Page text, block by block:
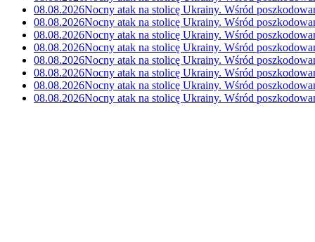
08.08.2026Nocny atak na stolicę Ukrainy. Wśród
08.08.2026Nocny atak na stolicę Ukrainy. Wśród
08.08.2026Nocny atak na stolicę Ukrainy. Wśród
08.08.2026Nocny atak na stolicę Ukrainy. Wśród
08.08.2026Nocny atak na stolicę Ukrainy. Wśród
08.08.2026Nocny atak na stolicę Ukrainy. Wśród
08.08.2026Nocny atak na stolicę Ukrainy. Wśród
08.08.2026Nocny atak na stolicę Ukrainy. Wśród